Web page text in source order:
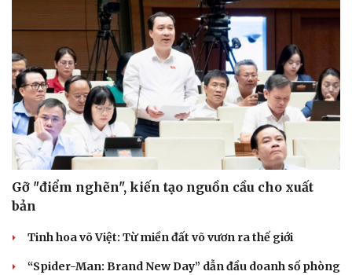
Gỡ "điểm nghẽn", kiến tạo nguồn cầu cho xuất
bản
Tinh hoa võ Việt: Từ miền đất võ vươn ra thế giới
“Spider-Man: Brand New Day” dẫn đầu doanh số phòng